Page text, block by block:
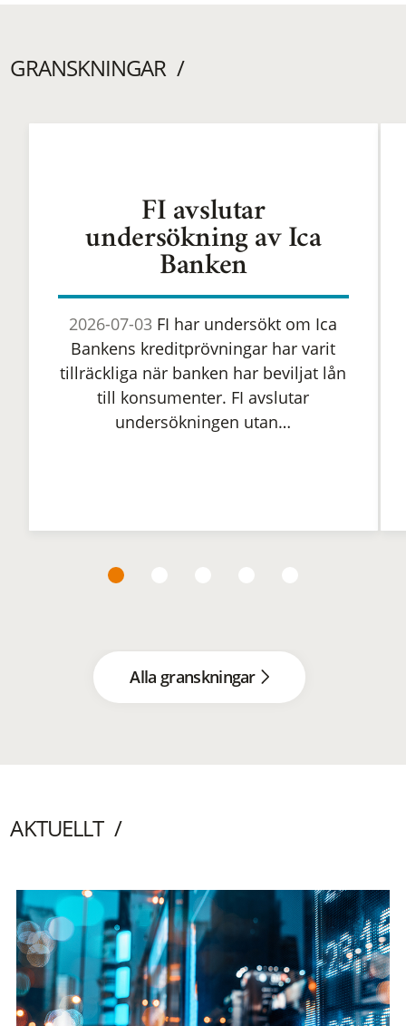
GRANSKNINGAR
FI avslutar
undersökning av Ica
Banken
2026-07-03 FI har undersökt om Ica
Bankens kreditprövningar har varit
tillräckliga när banken har beviljat lån
till konsumenter. FI avslutar
undersökningen utan…
Alla granskningar
AKTUELLT